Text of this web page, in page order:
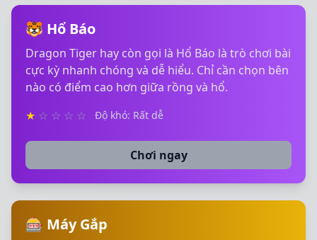
🐯 Hổ Báo
Dragon Tiger hay còn gọi là Hổ Báo là trò chơi bài
cực kỳ nhanh chóng và dễ hiểu. Chỉ cần chọn bên
nào có điểm cao hơn giữa rồng và hổ.
★ ☆ ☆ ☆ ☆ Độ khó: Rất dễ
Chơi ngay
🎰 Máy Gắp